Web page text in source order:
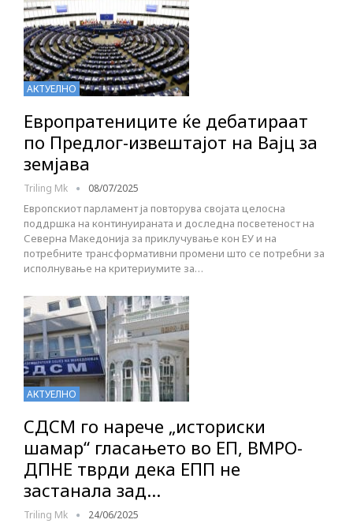
АКТУЕЛНО
Европратениците ќе дебатираат
по Предлог-извештајот на Вајц за
земјава
Triling Mk 08/07/2025
Европскиот парламент ја повторува својата целосна
поддршка на континуираната и доследна посветеност на
Северна Македонија за приклучување кон ЕУ и на
потребните трансформативни промени што се потребни за
исполнување на критериумите за…
АКТУЕЛНО
СДСМ го нарече „историски
шамар“ гласањето во ЕП, ВМРО-
ДПНЕ тврди дека ЕПП не
застанала зад…
Triling Mk 24/06/2025